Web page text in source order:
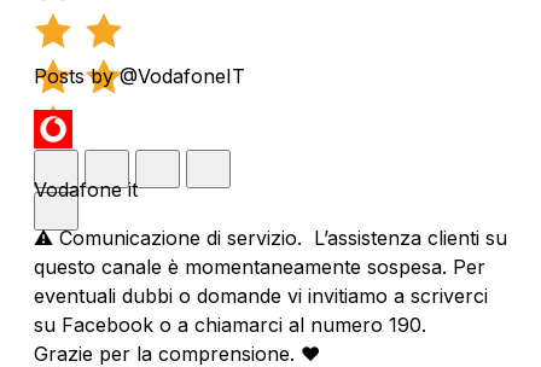
Posts by @VodafoneIT
Vodafone it
⚠️ Comunicazione di servizio. L’assistenza clienti su
questo canale è momentaneamente sospesa. Per
eventuali dubbi o domande vi invitiamo a scriverci
su Facebook o a chiamarci al numero 190.
Grazie per la comprensione. ❤️